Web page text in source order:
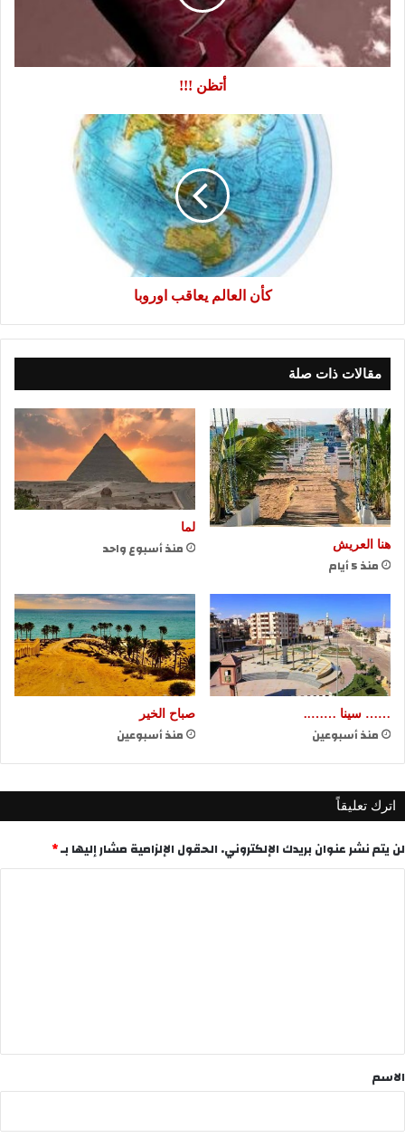
أتظن !!!
كأن العالم يعاقب اوروبا
مقالات ذات صلة
هنا العريش
منذ 5 أيام
لما
منذ أسبوع واحد
…… سينا ……..
منذ أسبوعين
صباح الخير
منذ أسبوعين
اترك تعليقاً
لن يتم نشر عنوان بريدك الإلكتروني. الحقول الإلزامية مشار إليها بـ*
*
الاسم